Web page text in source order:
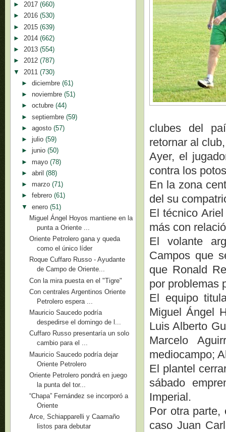
clubes del
retornar al
Ayer, el
contra los
En la zona
del su
El técnico
más con
El volante
Campos que
que Ronald
por problemas
El equipo
Miguel Ángel
Luis Alberto
Marcelo
mediocampo;
El plantel
sábado
Imperial.
Por otra parte,
caso Juan
► 2017 (660)
► 2016 (530)
► 2015 (639)
► 2014 (662)
► 2013 (554)
► 2012 (787)
▼ 2011 (730)
► diciembre (61)
► noviembre (51)
► octubre (44)
► septiembre (59)
► agosto (57)
► julio (59)
► junio (50)
► mayo (78)
► abril (88)
► marzo (71)
► febrero (61)
▼ enero (51)
Miguel Ángel Hoyos mantiene en la
punta a Oriente ...
Oriente Petrolero gana y queda
como el único líder
Roque Cuffaro Russo - Ayudante
de Campo de Oriente...
Con la mira puesta en el "Tigre"
Con centrales Argentinos Oriente
Petrolero espera ...
Mauricio Saucedo podría
despedirse el domingo de l...
Cuffaro Russo presentaría un solo
cambio para el ...
Mauricio Saucedo podría dejar
Oriente Petrolero
Oriente Petrolero pondrá en juego
la punta del tor...
“Chapa” Fernández se incorporó a
Oriente
Arce, Schiapparelli y Caamaño
listos para debutar